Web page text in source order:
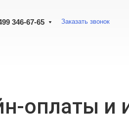
346-67-65 Заказать звонок
оплаты и